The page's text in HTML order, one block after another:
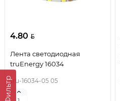
Фильтр
4.80
Лента светодиодная
truEnergy 16034
tru-16034-05 05